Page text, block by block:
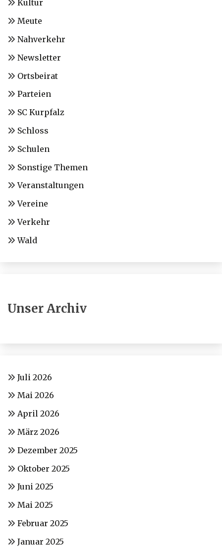
Kultur
Meute
Nahverkehr
Newsletter
Ortsbeirat
Parteien
SC Kurpfalz
Schloss
Schulen
Sonstige Themen
Veranstaltungen
Vereine
Verkehr
Wald
Unser Archiv
Juli 2026
Mai 2026
April 2026
März 2026
Dezember 2025
Oktober 2025
Juni 2025
Mai 2025
Februar 2025
Januar 2025